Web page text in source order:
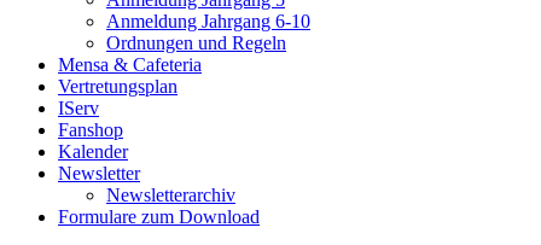
Anmeldung Jahrgang 6-10
Ordnungen und Regeln
Mensa & Cafeteria
Vertretungsplan
IServ
Fanshop
Kalender
Newsletter
Newsletterarchiv
Formulare zum Download